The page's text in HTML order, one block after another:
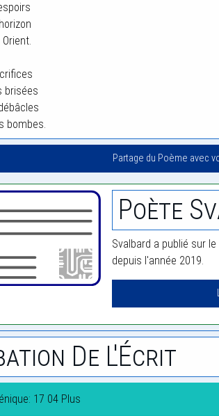
brisées
bombes.
Partage du Poème avec
Poète
Svalbard a publié sur
depuis l'année 2019.
De L'Écrit
17 04 Plus